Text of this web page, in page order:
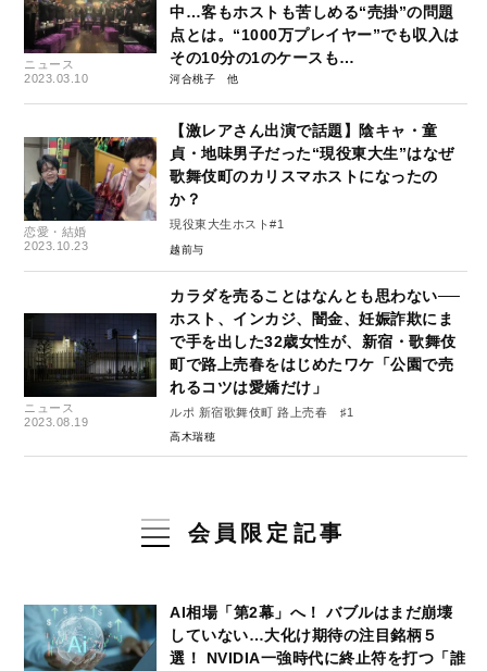
ニュース
2023.03.10
中…客もホストも苦しめる“売掛”の問題
点とは。“1000万プレイヤー”でも収入は
その10分の1のケースも…
河合桃子
恋愛・結婚
2023.10.23
【激レアさん出演で話題】陰キャ・童
貞・地味男子だった“現役東大生”はなぜ
歌舞伎町のカリスマホストになったの
か？
現役東大生ホスト#1
越前与
ニュース
2023.08.19
カラダを売ることはなんとも思わない──
ホスト、インカジ、闇金、妊娠詐欺にま
で手を出した32歳女性が、新宿・歌舞伎
町で路上売春をはじめたワケ「公園で売
れるコツは愛嬌だけ」
ルポ 新宿歌舞伎町 路上売春 ♯1
高木瑞穂
会員限定記事
AI相場「第2幕」へ！ バブルはまだ崩壊
していない…大化け期待の注目銘柄５
選！ NVIDIA一強時代に終止符を打つ「誰